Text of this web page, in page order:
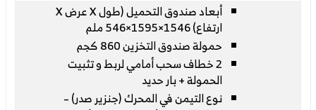
أبعاد صندوق التحميل (طول X عرض X
ارتفاع) 1546×1595×546 ملم
حمولة صندوق التخزين 860 كجم
2 خطاف سحب أمامي لربط و تثبيت
الحمولة + بار حديد
نوع التيمن في المحرك (جنزير صدر) –